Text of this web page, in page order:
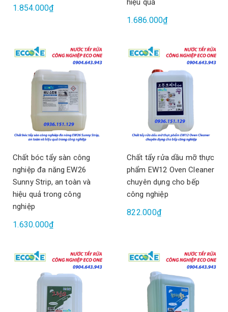
1.854.000₫
hiệu quả
1.686.000₫
Chất bóc tẩy sàn công
nghiệp đa năng EW26
Sunny Strip, an toàn và
hiệu quả trong công
nghiệp
1.630.000₫
Chất tẩy rửa dầu mỡ thực
phẩm EW12 Oven Cleaner
chuyên dụng cho bếp
công nghiệp
822.000₫